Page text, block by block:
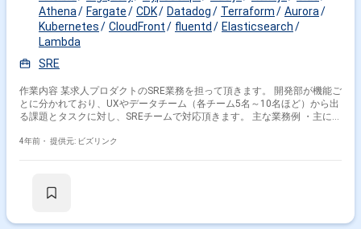
Athena
Fargate CDK Datadog Terraform
Aurora
Kubernetes
CloudFront fluentd
Elasticsearch
Lambda
SRE
作業内容 某求人プロダクトのSRE業務を担って頂きます。 開発部が機能ご
とに分かれており、UXやデータチーム（各チーム5名～10名ほど）から出
る課題とタスクに対し、SREチームで対応頂きます。 主な業務例 ・主に
が主） ・CI/CD、auto scaling、プロビジョニング自動化 ・分析、監視の
4年前・ 提供元: ビズリンク